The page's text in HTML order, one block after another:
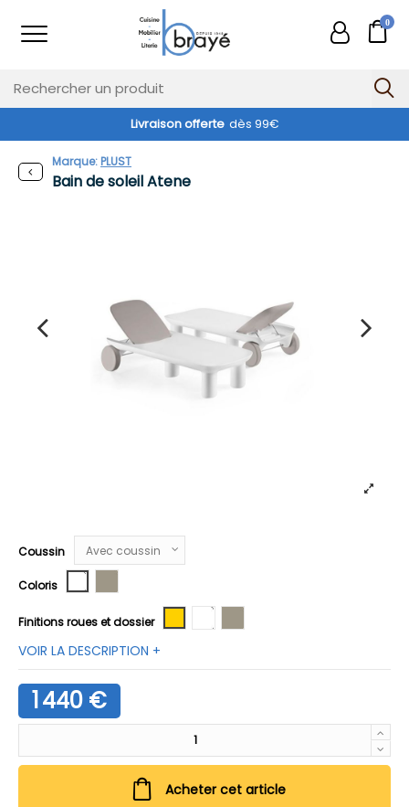
0
Livraison offerte dès 99€
Bain de soleil Atene
Marque:PLUST
Coussin
Coloris
Finitions roues et dossier
VOIR LA DESCRIPTION +
1 440 €
Acheter cet article